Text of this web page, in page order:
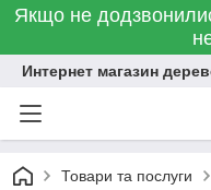
Якщо не
Интернет магазин
Товари та послуги